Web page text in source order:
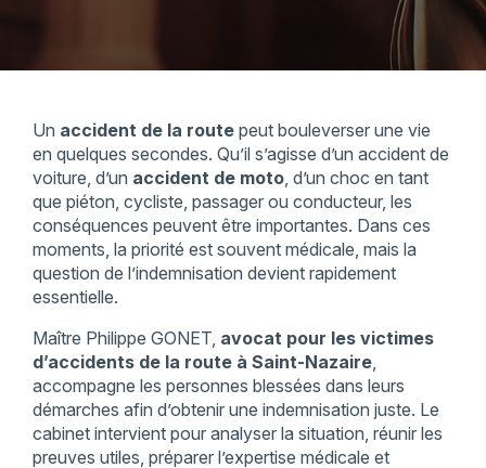
Un accident de la routepeut bouleverser une vie
en quelques secondes. Qu’il s’agisse d’un accident de
voiture, d’un accident de moto, d’un choc en tant
que piéton, cycliste, passager ou conducteur, les
conséquences peuvent être importantes. Dans ces
moments, la priorité est souvent médicale, mais la
question de l’indemnisation devient rapidement
essentielle.
Maître Philippe GONET, avocat pour les victimes
d’accidents de la route à Saint-Nazaire,
accompagne les personnes blessées dans leurs
démarches afin d’obtenir une indemnisation juste. Le
cabinet intervient pour analyser la situation, réunir les
preuves utiles, préparer l’expertise médicale et